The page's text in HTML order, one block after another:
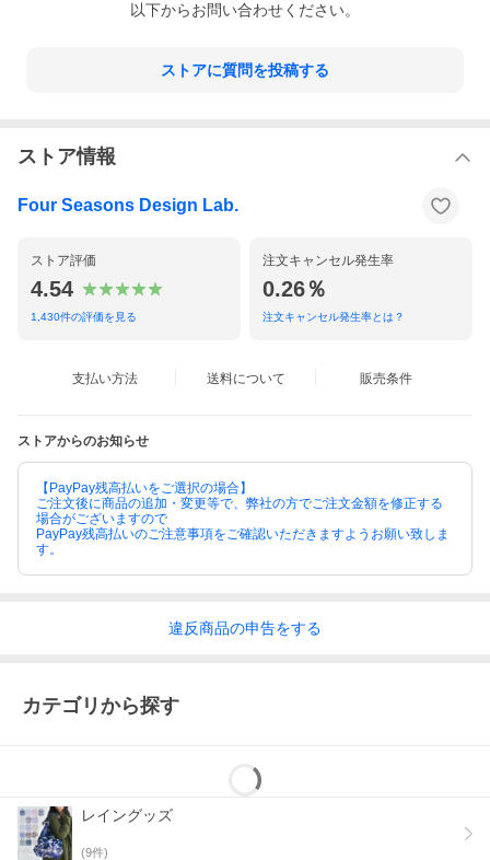
以下からお問い合わせください。
ストアに質問を投稿する
ストア情報
Four Seasons Design Lab.
ストア評価
4.54
1,430件の評価を見る
注文キャンセル発生率
0.26％
注文キャンセル発生率とは？
支払い方法 送料について 販売条件
ストアからのお知らせ
【PayPay残高払いをご選択の場合】
ご注文後に商品の追加・変更等で、弊社の方でご注文金額を修正する
場合がございますので
PayPay残高払いのご注意事項をご確認いただきますようお願い致しま
す。
違反商品の申告をする
カテゴリから探す
レイングッズ
(9件)